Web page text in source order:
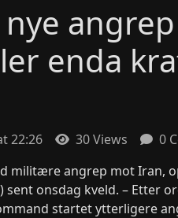
enda
22:26 30 Views
0
militære angrep mot Iran,
sent onsdag kveld. – Etter
startet ytterligere